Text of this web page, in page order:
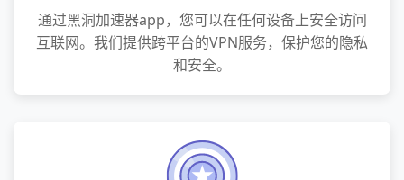
通过黑洞加速器app，您可以在任何设备上安全访问
互联网。我们提供跨平台的VPN服务，保护您的隐私
和安全。